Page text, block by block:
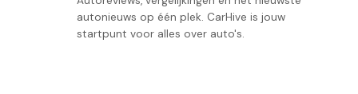
autonieuws op één plek. CarHive is jouw
startpunt voor alles over auto's.